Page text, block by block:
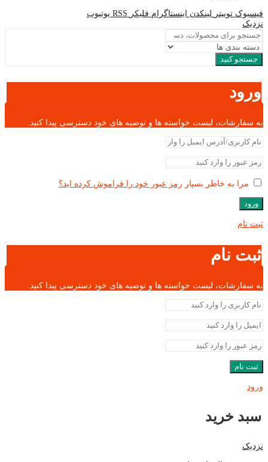
فیسبوک توییتر لینکدن اینستاگرام فلیکر RSS یوتیوب
نزدیک
جستجو کنید
ورود
به سفارشات، لیست خواسته ها و توصیه های خود دسترسی پیدا کنید.
مرا به خاطر بسپار رمز عبور خود را فراموش کرده اید؟
ورود
ثبت نام
ثبت نام
به سفارشات، لیست خواسته ها و توصیه های خود دسترسی پیدا کنید.
ثبت نام
ورود
سبد خرید
نزدیک